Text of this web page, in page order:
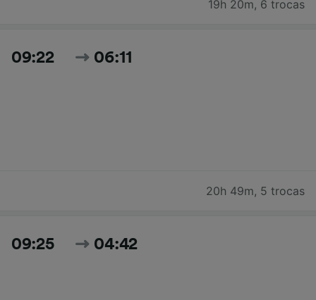
19h 20m, 6 trocas
09:22 06:11
20h 49m, 5 trocas
09:25 04:42